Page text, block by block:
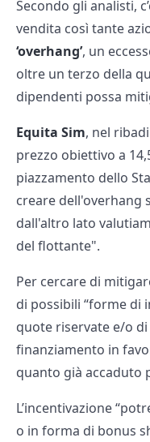
Secondo gli analisti,
vendita così tante
‘overhang’, un
oltre un terzo della
dipendenti possa
Equita Sim, nel
prezzo obiettivo a
piazzamento dello
creare dell'overhang
dall'altro lato
del flottante".
Per cercare di
di possibili “forme di
quote riservate e/o
finanziamento in
quanto già accaduto
L’incentivazione
o in forma di bonus